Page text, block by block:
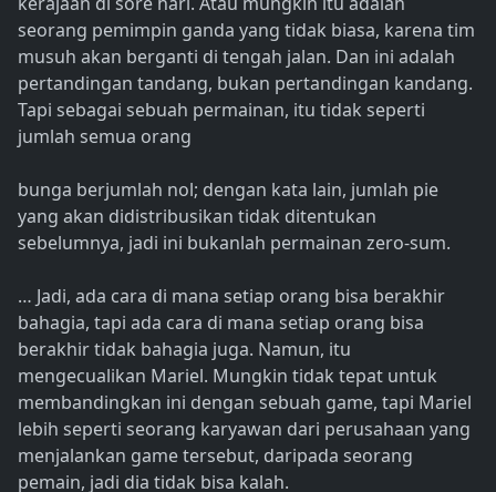
seorang pemimpin ganda yang tidak biasa, karena tim
musuh akan berganti di tengah jalan. Dan ini adalah
pertandingan tandang, bukan pertandingan kandang.
Tapi sebagai sebuah permainan, itu tidak seperti
jumlah semua orang
bunga berjumlah nol; dengan kata lain, jumlah pie
yang akan didistribusikan tidak ditentukan
sebelumnya, jadi ini bukanlah permainan zero-sum.
… Jadi, ada cara di mana setiap orang bisa berakhir
bahagia, tapi ada cara di mana setiap orang bisa
berakhir tidak bahagia juga. Namun, itu
mengecualikan Mariel. Mungkin tidak tepat untuk
membandingkan ini dengan sebuah game, tapi Mariel
lebih seperti seorang karyawan dari perusahaan yang
menjalankan game tersebut, daripada seorang
pemain, jadi dia tidak bisa kalah.